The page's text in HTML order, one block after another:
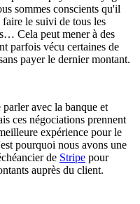
sommes conscients qu'il
le suivi de tous les
Cela peut mener à des
parfois vécu certaines de
payer le dernier montant.
avec la banque et
ces négociations prennent
expérience pour le
pourquoi nous avons une
de Stripe pour
auprès du client.